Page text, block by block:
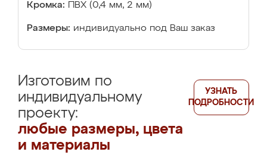
Кромка: ПВХ (0,4 мм, 2 мм)
Размеры: индивидуально под Ваш заказ
Изготовим по
индивидуальному
проекту:
любые размеры, цвета
и материалы
УЗНАТЬ
ПОДРОБНОСТИ